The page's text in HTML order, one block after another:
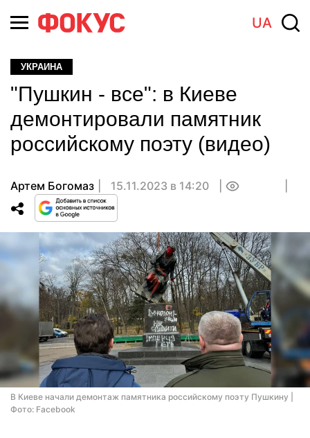
UA
УКРАИНА
"Пушкин - все": в Киеве
демонтировали памятник
российскому поэту (видео)
Артем Богомаз 15.11.2023 в 14:20
В Киеве начали демонтаж памятника российскому поэту Пушкину |
Фото: Facebook